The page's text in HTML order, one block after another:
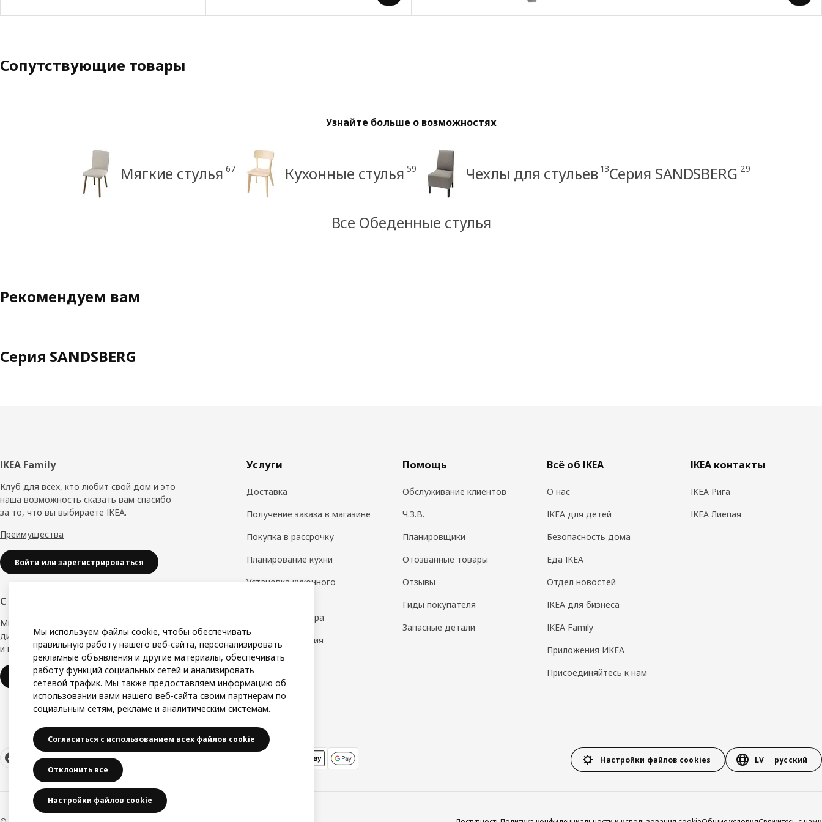
Сопутствующие товары
Узнайте больше о возможностях
Мягкие стулья 67 Кухонные стулья 59 Чехлы для стульев 13Серия SANDSBERG 29
Все Обеденные стулья
Рекомендуем вам
Серия SANDSBERG
Нижний
колонтитул
IKEA Family
Клуб для всех, кто любит свой дом и это
наша возможность сказать вам спасибо
за то, что вы выбираете IKEA.
Преимущества
Войти или зарегистрироваться
С заботой о вашем бизнесе
Мы в IKEA, предлагаем безупречный
дизайн, вариации стилей, отличные цены
и надёжное качество.
IKEA для бизнеса
Услуги
Доставка
Получение заказа в магазине
Покупка в рассрочку
Планирование кухни
Установка кухонного
Дизайн интерьера
Замер помещения
Сборка
Помощь
Обслуживание клиентов
Ч.З.В.
Планировщики
Отозванные товары
Отзывы
Гиды покупателя
Запасные детали
Всё об IKEA
О нас
IKEA для детей
Безопасность дома
Еда IKEA
Отдел новостей
IKEA для бизнеса
IKEA Family
Приложения ИКЕА
Присоединяйтесь к нам
IKEA контакты
IKEA Рига
IKEA Лиепая
Настройки файлов cookies LV русский
Мы используем файлы cookie, чтобы обеспечивать
правильную работу нашего веб-сайта, персонализировать
рекламные объявления и другие материалы, обеспечивать
работу функций социальных сетей и анализировать
сетевой трафик. Мы также предоставляем информацию об
использовании вами нашего веб-сайта своим партнерам по
социальным сетям, рекламе и аналитическим системам.
Согласиться с использованием всех файлов cookie
Отклонить все
Настройки файлов cookie